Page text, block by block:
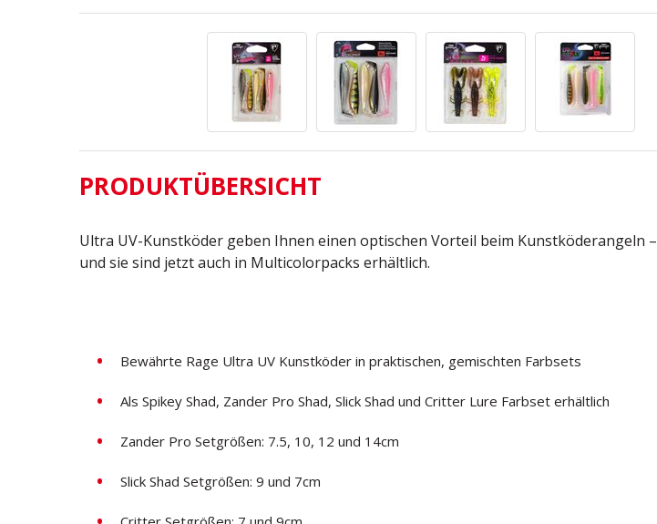
PRODUKTÜBERSICHT
Ultra UV-Kunstköder geben Ihnen einen optischen Vorteil beim Kunstköderangeln –
und sie sind jetzt auch in Multicolorpacks erhältlich.
Bewährte Rage Ultra UV Kunstköder in praktischen, gemischten Farbsets
Als Spikey Shad, Zander Pro Shad, Slick Shad und Critter Lure Farbset erhältlich
Zander Pro Setgrößen: 7.5, 10, 12 und 14cm
Slick Shad Setgrößen: 9 und 7cm